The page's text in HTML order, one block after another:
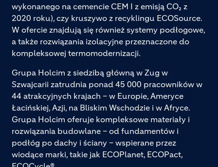
wykonanego na cemencie CEM I z emisją CO₂ z
2020 roku), czy kruszywo z recyklingu ECOSource.
W ofercie znajdują się również systemy podłogowe,
a także rozwiązania izolacyjne przeznaczone do
kompleksowej termomodernizacji.
Grupa Holcim z siedzibą główną w Zug w
Szwajcarii zatrudnia ponad 45 000 pracowników w
44 atrakcyjnych krajach – w Europie, Ameryce
Łacińskiej, Azji, na Bliskim Wschodzie i w Afryce.
Grupa Holcim oferuje kompleksowe materiały i
rozwiązania budowlane – od fundamentów i
podłóg po dachy i ściany – wspierane przez
wiodące marki, takie jak ECOPlanet, ECOPact,